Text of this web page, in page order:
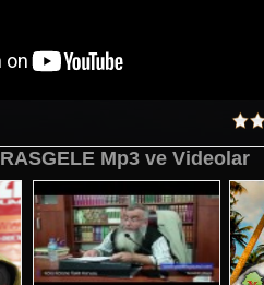
RASGELE Mp3 ve Videolar